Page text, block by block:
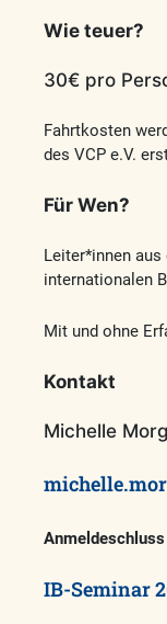
Wie teuer?
30€ pro
Fahrtkosten
des VCP e.V.
Für Wen?
Leiter*innen
internationalen
Mit und ohne
Kontakt
Michelle
IB-Seminar